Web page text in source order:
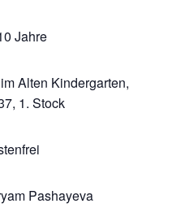
Kindergarten,
1. Stock